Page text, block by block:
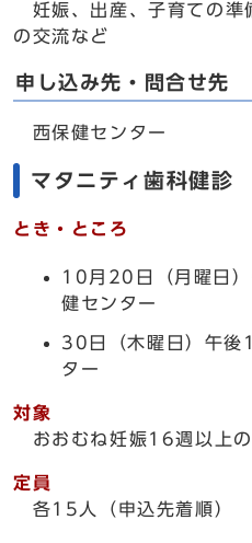
妊娠、出産、子育ての準
の交流など
申し込み先・問合せ先
西保健センター
マタニティ歯科健診
とき・ところ
10月20日（月曜日
健センター
30日（木曜日）午後
ター
対象
おおむね妊娠16週以上
定員
各15人（申込先着順）